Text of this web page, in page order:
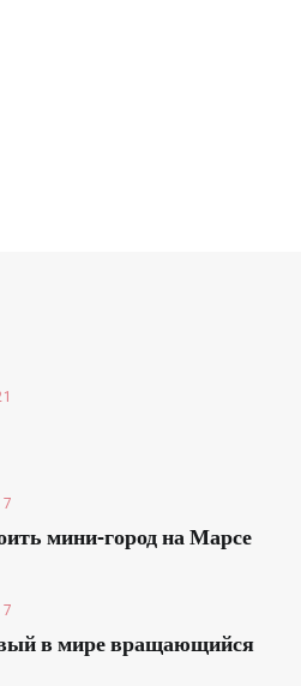
мини-город на Марсе
в мире вращающийся